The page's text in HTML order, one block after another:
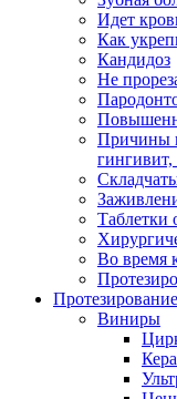
Идет
Как
Кандидоз
Не
Причины
гингивит,
Таблетки
Во время
Виниры